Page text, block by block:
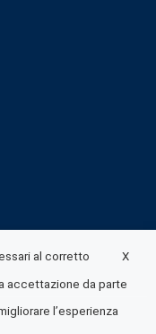
X
al corretto
accettazione da parte
l’esperienza